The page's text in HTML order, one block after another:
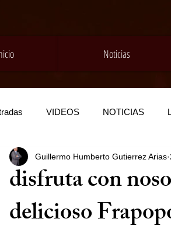
Noticias
VIDEOS NOTICIAS
disfruta con
delicioso
Guillermo Humberto Gutierrez Arias